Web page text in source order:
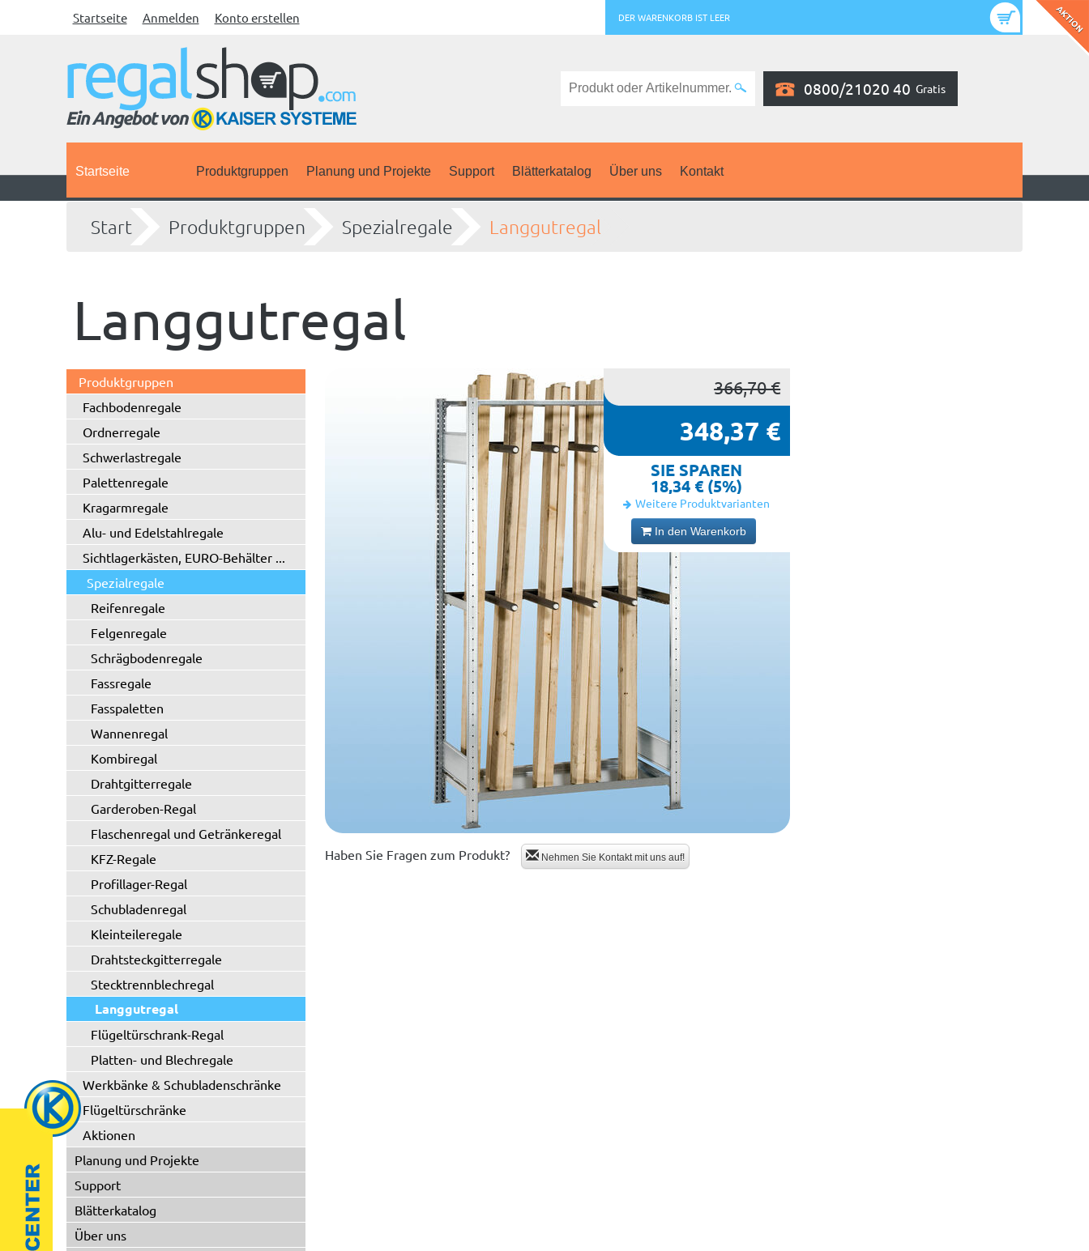
Startseite Anmelden Konto erstellen DER WARENKORB IST LEER
0800/21020 40 Gratis
Startseite Produktgruppen Planung und Projekte Support Blätterkatalog Über uns Kontakt
Start Produktgruppen Spezialregale Langgutregal
Langgutregal
Produktgruppen
Fachbodenregale
Ordnerregale
Schwerlastregale
Palettenregale
Kragarmregale
Alu- und Edelstahlregale
Sichtlagerkästen, EURO-Behälter ...
Spezialregale
Reifenregale
Felgenregale
Schrägbodenregale
Fassregale
Fasspaletten
Wannenregal
Kombiregal
Drahtgitterregale
Garderoben-Regal
Flaschenregal und Getränkeregal
KFZ-Regale
Profillager-Regal
Schubladenregal
Kleinteileregale
Drahtsteckgitterregale
Stecktrennblechregal
Langgutregal
Flügeltürschrank-Regal
Platten- und Blechregale
Werkbänke & Schubladenschränke
Flügeltürschränke
Aktionen
Planung und Projekte
Support
Blätterkatalog
Über uns
366,70 €
348,37 €
SIE SPAREN
18,34 € (5%)
Weitere Produktvarianten
In den Warenkorb
Haben Sie Fragen zum Produkt? Nehmen Sie Kontakt mit uns auf!